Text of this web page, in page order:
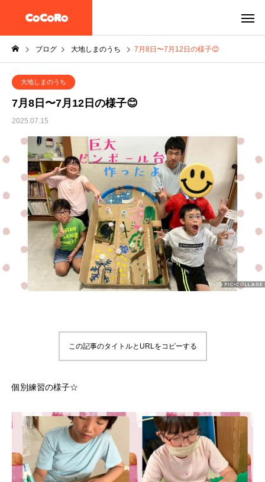
ブログ 大地しまのうち 7月8日〜7月12日の様子😊
大地しまのうち
7月8日〜7月12日の様子😊
2025.07.15
この記事のタイトルとURLをコピーする
個別練習の様子☆